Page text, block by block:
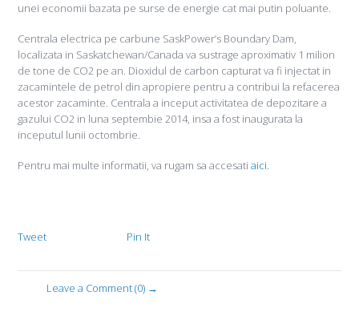
unei economii bazata pe surse de energie cat mai putin poluante.
Centrala electrica pe carbune SaskPower’s Boundary Dam,
localizata in Saskatchewan/Canada va sustrage aproximativ 1 milion
de tone de CO2 pe an. Dioxidul de carbon capturat va fi injectat in
zacamintele de petrol din apropiere pentru a contribui la refacerea
acestor zacaminte. Centrala a inceput activitatea de depozitare a
gazului CO2 in luna septembie 2014, insa a fost inaugurata la
inceputul lunii octombrie.
Pentru mai multe informatii, va rugam sa accesatiaici.
Tweet Pin It
Leave a Comment (0) →